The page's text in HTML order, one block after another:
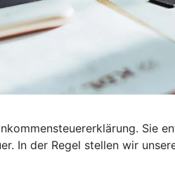
Sie
der Regel stellen wir